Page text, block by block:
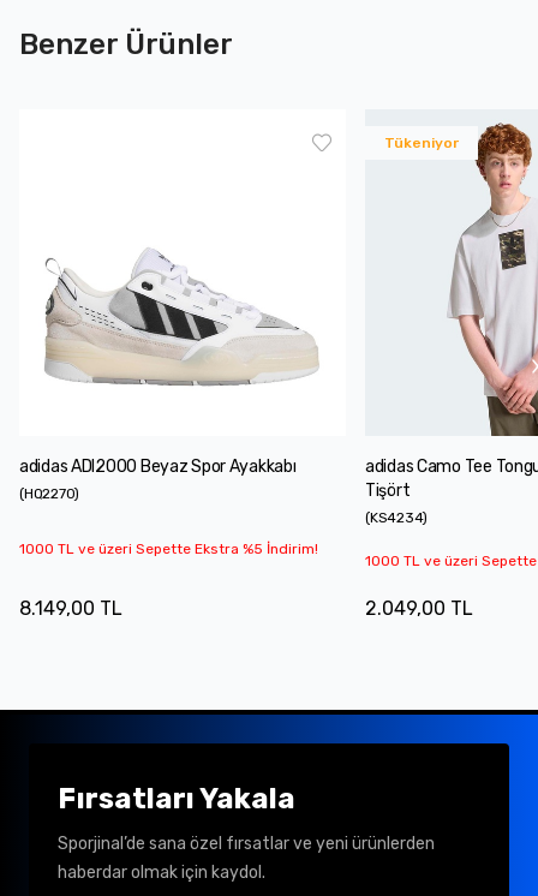
Benzer Ürünler
adidas ADI2000 Beyaz Spor Ayakkabı
(HQ2270)
1000 TL ve üzeri Sepette Ekstra %5 İndirim!
8.149,00 TL
Tükeniyor
adidas Camo Tee
Tişört
(KS4234)
1000 TL ve üzeri
2.049,00 TL
Fırsatları Yakala
Sporjinal’de sana özel fırsatlar ve yeni ürünlerden
haberdar olmak için kaydol.